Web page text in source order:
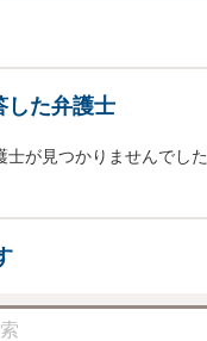
した弁護士
士が見つかりませんでした